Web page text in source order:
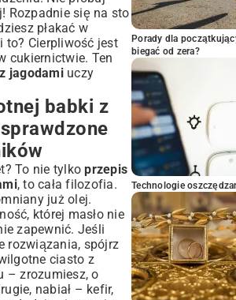
Rozpadnie się na sto
płakać w
to? Cierpliwość jest
cukiernictwie. Ten
jagodamiuczy
babki z
To nie tylkoprzepis
, to cała filozofia.
już olej.
której masło nie
zapewnić. Jeśli
rozwiązania, spójrz
ciasto z
– zrozumiesz, o
nabiał – kefir,
Porady dla
biegać od zera?
Technologie